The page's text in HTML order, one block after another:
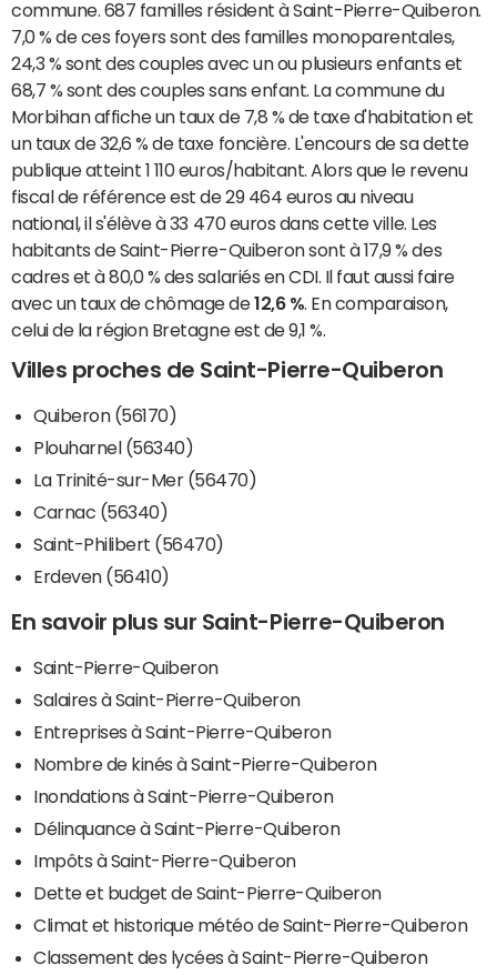
commune. 687 familles résident à Saint-Pierre-Quiberon.
7,0 % de ces foyers sont des familles monoparentales,
24,3 % sont des couples avec un ou plusieurs enfants et
68,7 % sont des couples sans enfant. La commune du
Morbihan affiche un taux de 7,8 % de taxe d'habitation et
un taux de 32,6 % de taxe foncière. L'encours de sa dette
publique atteint 1 110 euros/habitant. Alors que le revenu
fiscal de référence est de 29 464 euros au niveau
national, il s'élève à 33 470 euros dans cette ville. Les
habitants de Saint-Pierre-Quiberon sont à 17,9 % des
cadres et à 80,0 % des salariés en CDI. Il faut aussi faire
avec un taux de chômage de12,6 %. En comparaison,
celui de la région Bretagne est de 9,1 %.
Villes proches de Saint-Pierre-Quiberon
Quiberon (56170)
Plouharnel (56340)
La Trinité-sur-Mer (56470)
Carnac (56340)
Saint-Philibert (56470)
Erdeven (56410)
En savoir plus sur Saint-Pierre-Quiberon
Saint-Pierre-Quiberon
Salaires à Saint-Pierre-Quiberon
Entreprises à Saint-Pierre-Quiberon
Nombre de kinés à Saint-Pierre-Quiberon
Inondations à Saint-Pierre-Quiberon
Délinquance à Saint-Pierre-Quiberon
Impôts à Saint-Pierre-Quiberon
Dette et budget de Saint-Pierre-Quiberon
Climat et historique météo de Saint-Pierre-Quiberon
Classement des lycées à Saint-Pierre-Quiberon